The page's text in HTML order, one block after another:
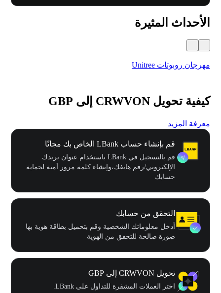
الأحداث المثيرة
مهرجان روبوتات Unitree
كيفية تحويل CRWVON إلى GBP
معرفة المزيد
قم بإنشاء حساب LBank الخاص بك مجانًا
قم بالتسجيل في LBank باستخدام عنوان بريدك
الإلكتروني/رقم هاتفك،وإنشاء كلمة مرور آمنة لحماية
حسابك
التحقق من حسابك
أدخل معلوماتك الشخصية وقم بتحميل بطاقة هوية بها
صورة صالحة للتحقق من الهوية
تحويل CRWVON إلى GBP
اختر العملات المشفرة للتداول على LBank.